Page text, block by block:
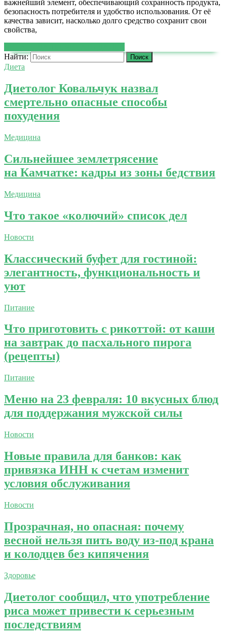
важнейший элемент, обеспечивающий сохранность продукта,
безопасность потребителя и удобство использования. От её
качества зависит, насколько долго средство сохранит свои
свойства,
Найти:
Диета
Диетолог Ковальчук назвал
смертельно опасные способы
похудения
Медицина
Сильнейшее землетрясение
на Камчатке: кадры из зоны бедствия
Медицина
Что такое «колючий» список дел
Новости
Классический буфет для гостиной:
элегантность, функциональность и
уют
Питание
Что приготовить с рикоттой: от каши
на завтрак до пасхального пирога
(рецепты)
Питание
Меню на 23 февраля: 10 вкусных блюд
для поддержания мужской силы
Новости
Новые правила для банков: как
привязка ИНН к счетам изменит
условия обслуживания
Новости
Прозрачная, но опасная: почему
весной нельзя пить воду из-под крана
и колодцев без кипячения
Здоровье
Диетолог сообщил, что употребление
риса может привести к серьезным
последствиям